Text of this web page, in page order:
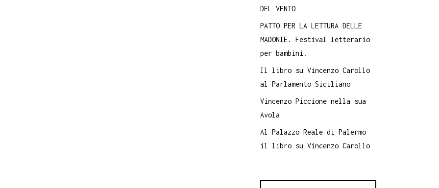
DEL VENTO
PATTO PER LA LETTURA DELLE
MADONIE. Festival letterario
per bambini.
Il libro su Vincenzo Carollo
al Parlamento Siciliano
Vincenzo Piccione nella sua
Avola
Al Palazzo Reale di Palermo
il libro su Vincenzo Carollo